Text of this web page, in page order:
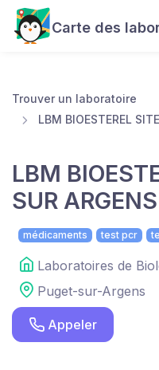
Carte des
Trouver un laboratoire
LBM BIOESTEREL
LBM
SUR ARGENS
médicaments test pcr
Laboratoires de
Puget-sur-Argens
Appeler